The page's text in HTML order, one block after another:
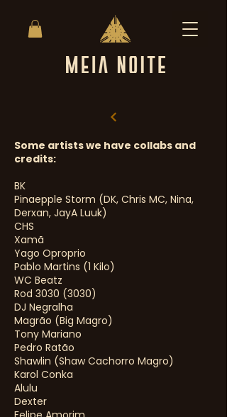
Some artists we have collabs and
credits:
BK
Pinaepple Storm (DK, Chris MC, Nina,
Derxan, JayA Luuk)
CHS
Xamã
Yago Oproprio
Pablo Martins (1 Kilo)
WC Beatz
Rod 3030 (3030)
DJ Negralha
Magrão (Big Magro)
Tony Mariano
Pedro Ratão
Shawlin (Shaw Cachorro Magro)
Karol Conka
Alulu
Dexter